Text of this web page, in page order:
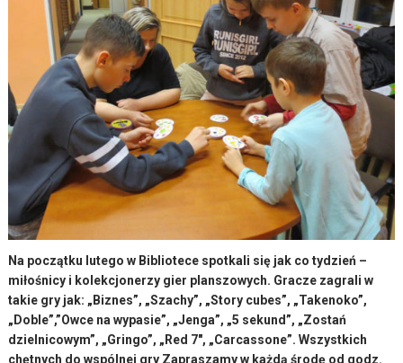
Na początku lutego w Bibliotece spotkali się jak co tydzień –
miłośnicy i kolekcjonerzy gier planszowych. Gracze zagrali w
takie gry jak: „Biznes”, „Szachy”, „Story cubes”, „Takenoko”,
„Doble”,”Owce na wypasie”, „Jenga”, „5 sekund”, „Zostań
dzielnicowym”, „Gringo”, „Red 7″, „Carcassone”. Wszystkich
chętnych do wspólnej gry Zapraszamy w każdą środę od godz.